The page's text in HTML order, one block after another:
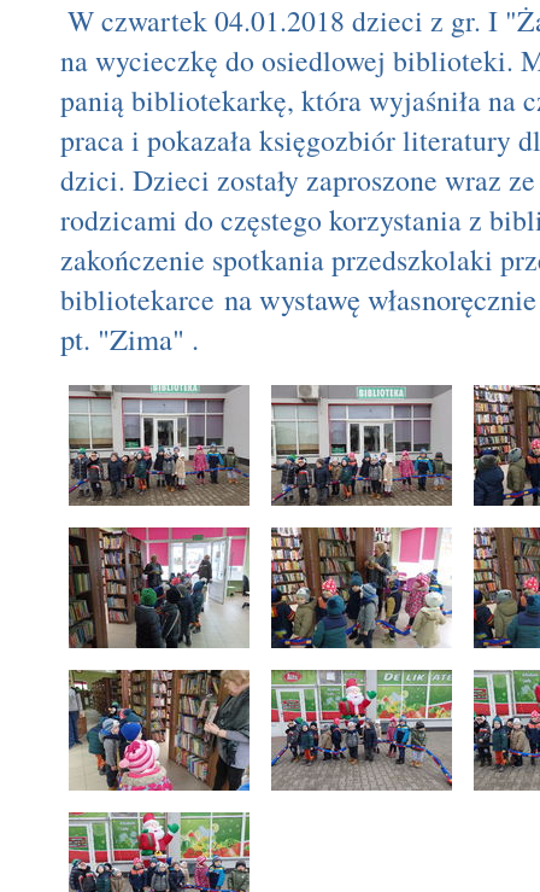
W czwartek 04.01.2018 dzieci z gr. I
na wycieczkę do osiedlowej biblioteki.
panią bibliotekarkę, która wyjaśniła na
praca i pokazała księgozbiór literatury
dzici. Dzieci zostały zaproszone wraz
rodzicami do częstego korzystania z
zakończenie spotkania przedszkolaki
bibliotekarce na wystawę
pt. "Zima" .